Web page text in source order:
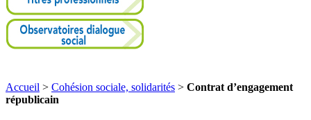
Accueil > Cohésion sociale, solidarités > Contrat d’engagement
républicain